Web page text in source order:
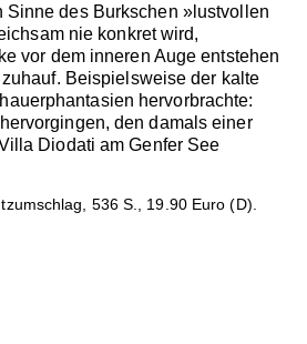
des Burkschen »lustvollen
nie konkret wird,
vor dem inneren Auge entstehen
Beispielsweise der kalte
hervorbrachte:
den damals einer
Diodati am Genfer See
536 S., 19.90 Euro (D).